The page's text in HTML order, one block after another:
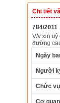
Chi tiết
784/2011
V/v xin
đường
Ngày
Người
Chức vụ
Cơ